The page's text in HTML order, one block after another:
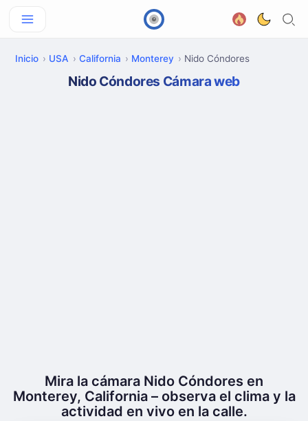
Inicio USA California Monterey Nido Cóndores
Nido Cóndores Cámara web
Mira la cámara Nido Cóndores en
Monterey, California – observa el clima y la
actividad en vivo en la calle.